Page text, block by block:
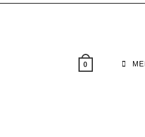
Saltar
0